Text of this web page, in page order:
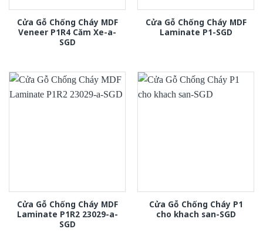
Cửa Gỗ Chống Cháy MDF
Veneer P1R4 Căm Xe-a-
SGD
Cửa Gỗ Chống Cháy MDF
Laminate P1-SGD
Cửa Gỗ Chống Cháy MDF
Laminate P1R2 23029-a-
SGD
Cửa Gỗ Chống Cháy P1
cho khach san-SGD